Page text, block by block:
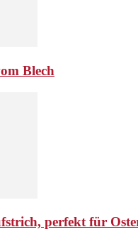
Blech
perfekt für